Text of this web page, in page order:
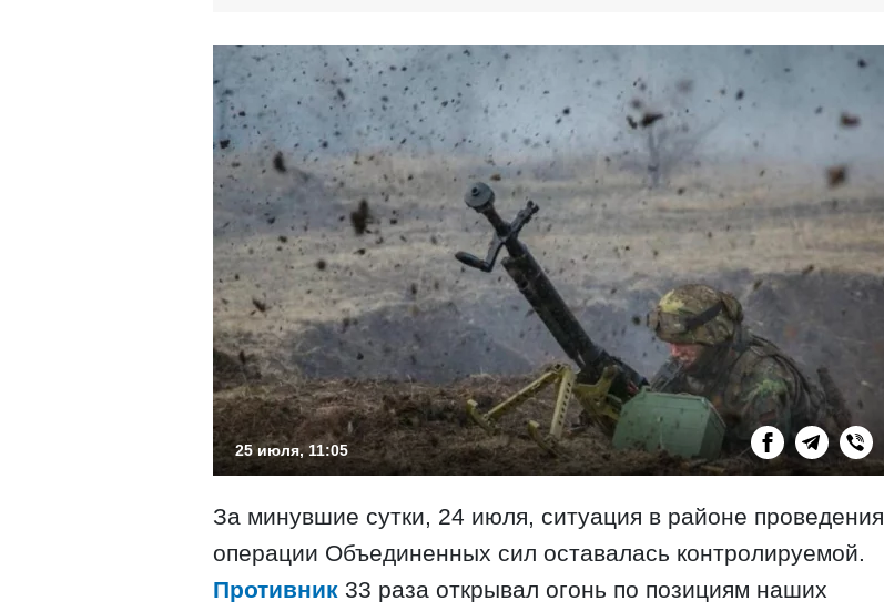
25 июля, 11:05
За минувшие сутки, 24 июля, ситуация в районе проведения
операции Объединенных сил оставалась контролируемой.
Противник 33 раза открывал огонь по позициям наших